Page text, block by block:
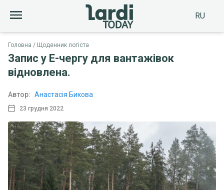
RU
Головна Щоденник логіста
Запис у Е-чергу для вантажівок
відновлена.
23 грудня 2022
Автор: Анастасія Бикова